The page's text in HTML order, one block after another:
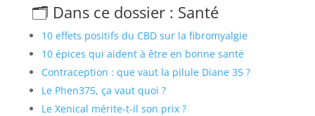
🗂️ Dans ce dossier : Santé
10 effets positifs du CBD sur la fibromyalgie
10 épices qui aident à être en bonne santé
Contraception : que vaut la pilule Diane 35 ?
Le Phen375, ça vaut quoi ?
Le Xenical mérite-t-il son prix ?